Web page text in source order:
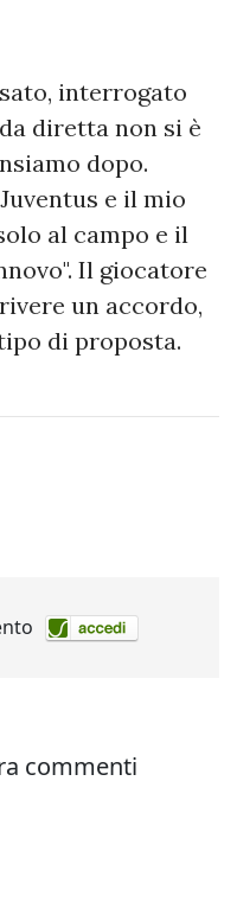
interrogato
diretta non si è
dopo.
e il mio
al campo e il
Il giocatore
un accordo,
di proposta.